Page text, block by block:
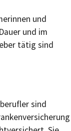
und
und im
tätig sind
sind